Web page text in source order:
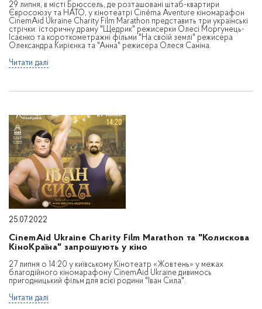
29 липня, в місті Брюссель, де розташовані штаб-квартири
Євросоюзу та НАТО, у кінотеатрі Cinéma Aventure кіномарафон
CinemAid Ukraine Charity Film Marathon представить три українські
стрічки: історичну драму "Щедрик" режисерки Олесі Моргунець-
Ісаєнко та короткометражні фільми "На своїй землі" режисера
Олександра Кирієнка та "Анна" режисера Олеся Саніна.
Читати далі
25.07.2022
CinemAid Ukraine Charity Film Marathon та "Колискова
КіноКраїна" запрошують у кіно
27 липня о 14:20 у київському Кінотеатр «Жовтень» у межах
благодійного кіномарафону CinemAid Ukraine дивимось
пригодницький фільм для всієї родини "Іван Сила".
Читати далі